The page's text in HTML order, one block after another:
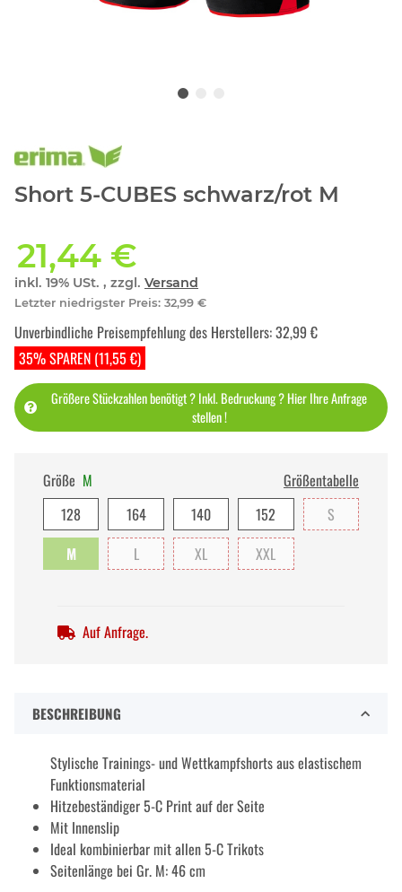
Short 5-CUBES schwarz/rot M
21,44 €
inkl. 19% USt. , zzgl. Versand
Letzter niedrigster Preis: 32,99 €
35% SPAREN (11,55 €)
Unverbindliche Preisempfehlung des Herstellers:32,99 €
Größere Stückzahlen benötigt ? Inkl. Bedruckung ? Hier Ihre Anfrage
stellen !
Größe M
Größentabelle
128
164 140 152
S
M
L XL XXL
Auf Anfrage.
BESCHREIBUNG
Stylische Trainings- und Wettkampfshorts aus elastischem
Funktionsmaterial
Hitzebeständiger 5-C Print auf der Seite
Mit Innenslip
Ideal kombinierbar mit allen 5-C Trikots
Seitenlänge bei Gr. M: 46 cm